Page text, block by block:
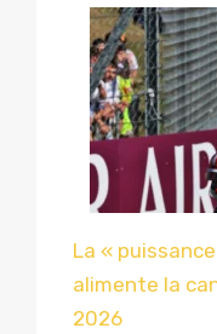
La «
alimente la
2026